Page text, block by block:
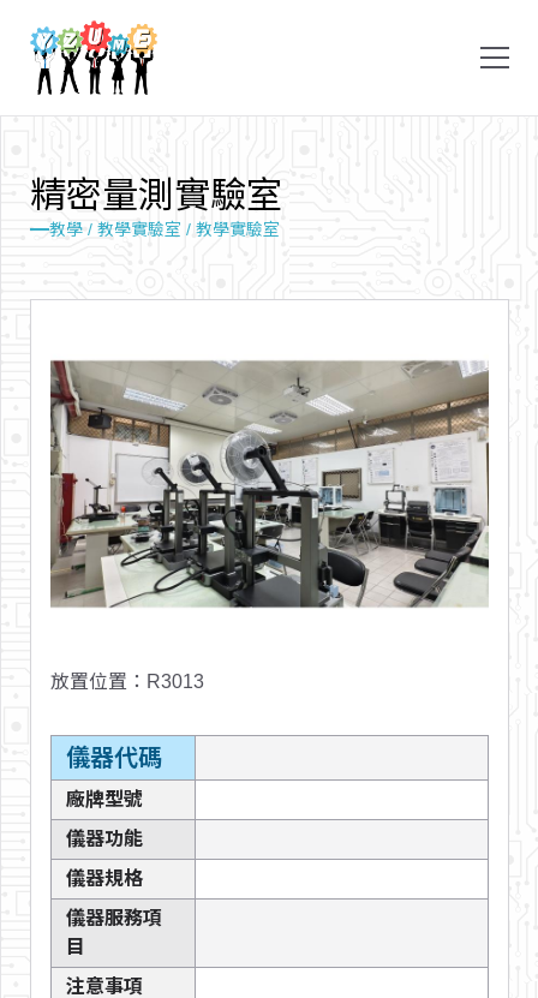
教學 / 教學實驗室 / 教學實驗室
精密量測 實驗室
放置位置 ：R3013
儀器代碼
廠牌型號
儀器功能
儀器規格
儀器服務項
目
注意事項